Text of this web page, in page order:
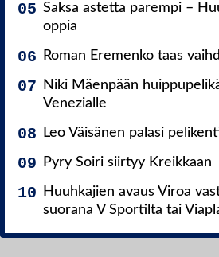
Saksa astetta parempi –
oppia
Roman Eremenko taas
Niki Mäenpään
Venezialle
Leo Väisänen palasi
Pyry Soiri siirtyy Kreikkaan
Huuhkajien avaus Viroa
suorana V Sportilta tai